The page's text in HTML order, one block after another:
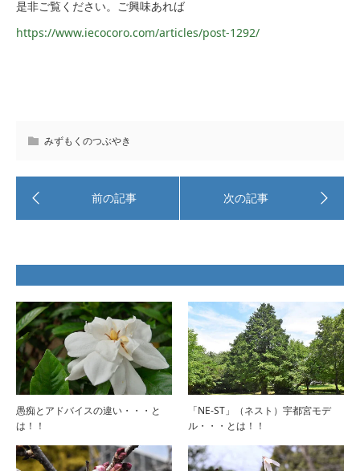
是非ご覧ください。ご興味あれば
https://www.iecocoro.com/articles/post-1292/
みずもくのつぶやき
愚痴とアドバイスの違い・・・と
は！！
「NE-ST」（ネスト）宇都宮モデ
ル・・・とは！！